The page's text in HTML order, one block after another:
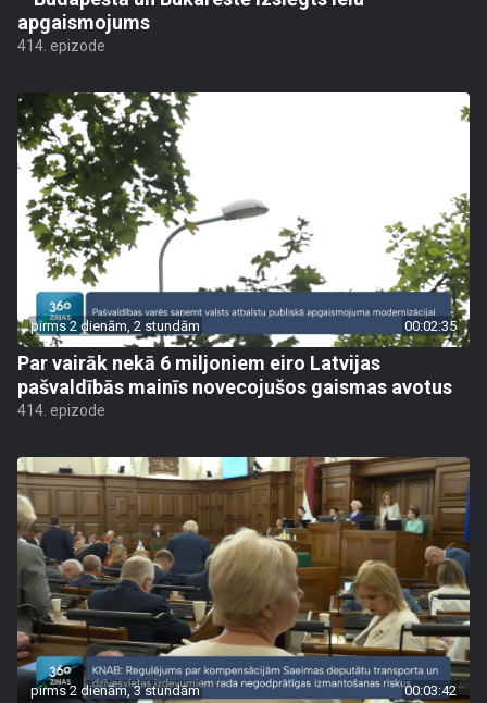
apgaismojums
414. epizode
pirms 2 dienām, 2 stundām 00:02:35
Par vairāk nekā 6 miljoniem eiro Latvijas
pašvaldībās mainīs novecojušos gaismas avotus
414. epizode
pirms 2 dienām, 3 stundām 00:03:42